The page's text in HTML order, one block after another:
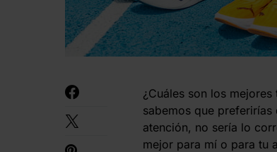
¿Cuáles son los mejores
sabemos que
atención, no sería lo
mejor para mí o para tu